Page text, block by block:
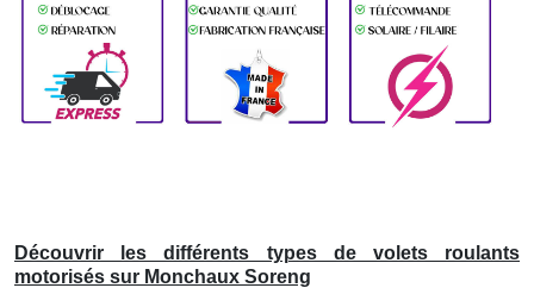
Découvrir les différents types de volets roulants
motorisés sur Monchaux Soreng